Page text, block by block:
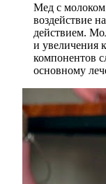
Мед с молоком
воздействие
действием.
и увеличения
компонентов
основному